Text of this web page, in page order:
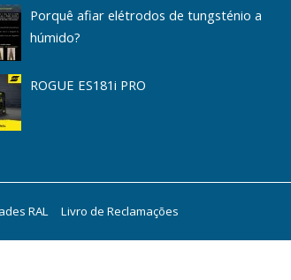
Porquê afiar elétrodos de tungsténio a
húmido?
ROGUE ES181i PRO
RAL Livro de Reclamações